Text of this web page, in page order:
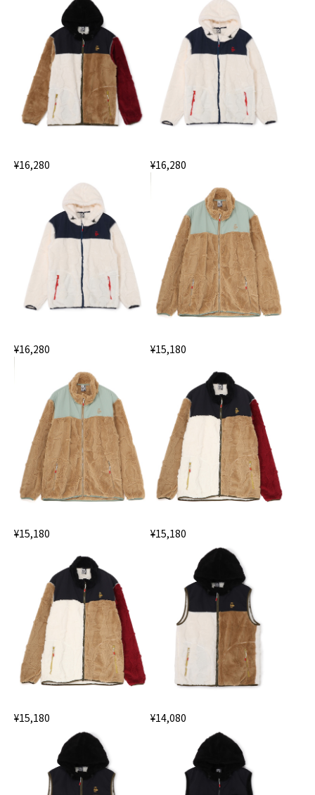
¥16,280 ¥16,280
¥16,280 ¥15,180
¥15,180 ¥15,180
¥15,180 ¥14,080